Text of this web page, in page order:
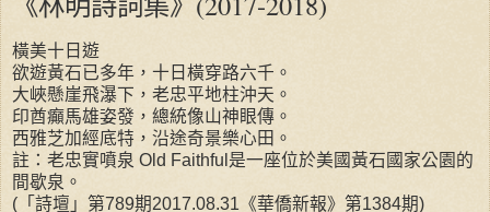
橫美十日遊
欲遊黃石已多年，十日橫穿路六千。
大峽懸崖飛瀑下，老忠平地柱沖天。
印酋癲馬雄姿發，總統像山神眼傳。
西雅芝加經底特，沿途奇景樂心田。
註：老忠實噴泉 Old Faithful是一座位於美國黃石國家公園的
間歇泉。
(「詩壇」第789期2017.08.31《華僑新報》第1384期)